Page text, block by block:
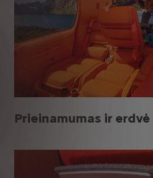
Prieinamumas ir erdvė